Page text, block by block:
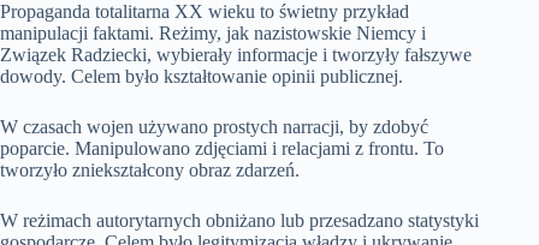
Propaganda totalitarna XX wieku to świetny przykład
manipulacji faktami. Reżimy, jak nazistowskie Niemcy i
Związek Radziecki, wybierały informacje i tworzyły fałszywe
dowody. Celem było kształtowanie opinii publicznej.
W czasach wojen używano prostych narracji, by zdobyć
poparcie. Manipulowano zdjęciami i relacjami z frontu. To
tworzyło zniekształcony obraz zdarzeń.
W reżimach autorytarnych obniżano lub przesadzano statystyki